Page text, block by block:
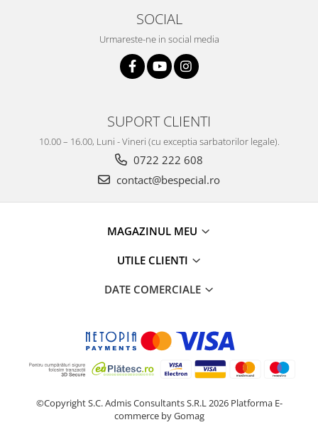
SOCIAL
Urmareste-ne in social media
SUPORT CLIENTI
10.00 – 16.00, Luni - Vineri (cu exceptia sarbatorilor legale).
0722 222 608
contact@bespecial.ro
MAGAZINUL MEU
UTILE CLIENTI
DATE COMERCIALE
©Copyright S.C. Admis Consultants S.R.L 2026 Platforma E-
commerce by Gomag